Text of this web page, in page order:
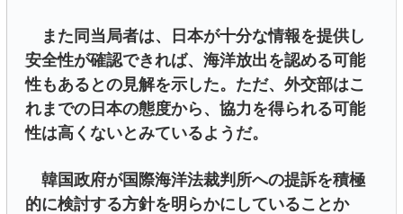
また同当局者は、日本が十分な情報を提供し
安全性が確認できれば、海洋放出を認める可能
性もあるとの見解を示した。ただ、外交部はこ
れまでの日本の態度から、協力を得られる可能
性は高くないとみているようだ。
韓国政府が国際海洋法裁判所への提訴を積極
的に検討する方針を明らかにしていることか